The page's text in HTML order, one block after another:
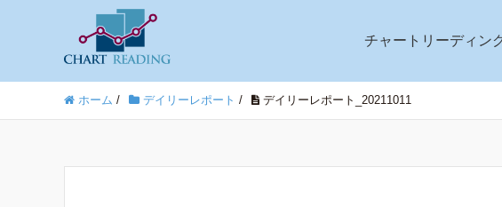
チャートリーディン
ホーム / デイリーレポート / デイリーレポート_20211011